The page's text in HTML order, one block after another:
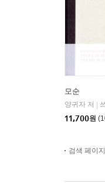
모순
양귀자 저
11,700원
검색 페이